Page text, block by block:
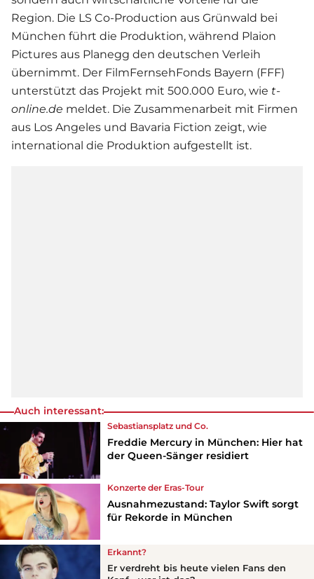
Region. Die LS Co-Production aus Grünwald bei
München führt die Produktion, während Plaion
Pictures aus Planegg den deutschen Verleih
übernimmt. Der FilmFernsehFonds Bayern (FFF)
unterstützt das Projekt mit 500.000 Euro, wie t-
online.de meldet. Die Zusammenarbeit mit Firmen
aus Los Angeles und Bavaria Fiction zeigt, wie
international die Produktion aufgestellt ist.
Auch interessant:
Sebastiansplatz und Co.
Freddie Mercury in München: Hier hat
der Queen-Sänger residiert
Konzerte der Eras-Tour
Ausnahmezustand: Taylor Swift sorgt
für Rekorde in München
Erkannt?
Er verdreht bis heute vielen Fans den